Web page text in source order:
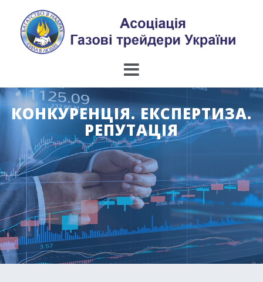
content
КОНКУРЕНЦІЯ. ЕКСПЕРТИЗА.
РЕПУТАЦІЯ